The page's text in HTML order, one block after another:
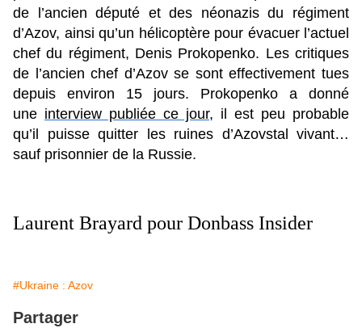
de l’ancien député et des néonazis du régiment
d’Azov, ainsi qu’un hélicoptère pour évacuer l’actuel
chef du régiment, Denis Prokopenko. Les critiques
de l’ancien chef d’Azov se sont effectivement tues
depuis environ 15 jours. Prokopenko a donné
une interview publiée ce jour, il est peu probable
qu’il puisse quitter les ruines d’Azovstal vivant…
sauf prisonnier de la Russie.
Laurent Brayard pour Donbass Insider
#Ukraine : Azov
Partager